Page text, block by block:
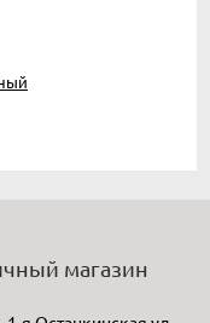
магазин